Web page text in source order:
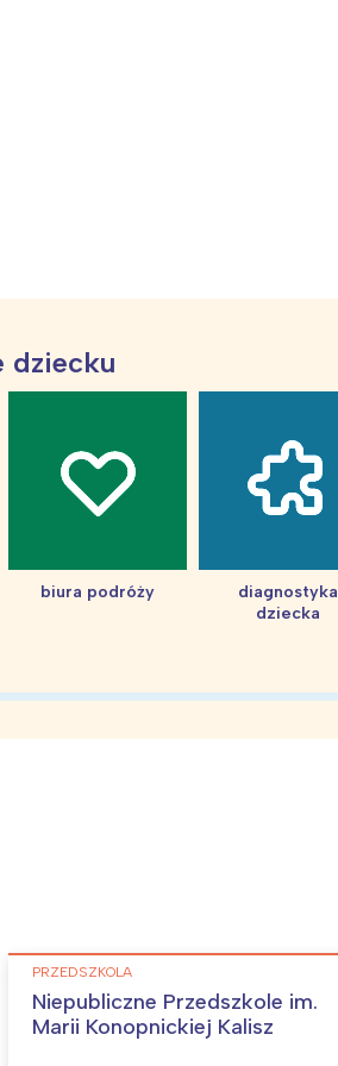
dziecku
biura podróży
diagnostyka
dziecka
PRZEDSZKOLA
Niepubliczne Przedszkole im.
Marii Konopnickiej Kalisz